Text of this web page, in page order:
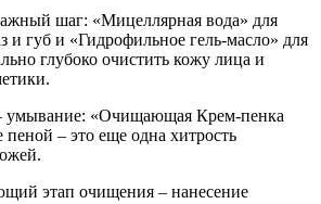
шаг: «Мицеллярная вода» для
и губ и «Гидрофильное гель-масло» для
глубоко очистить кожу лица и
умывание: «Очищающая Крем-пенка
– это еще одна хитрость
этап очищения – нанесение